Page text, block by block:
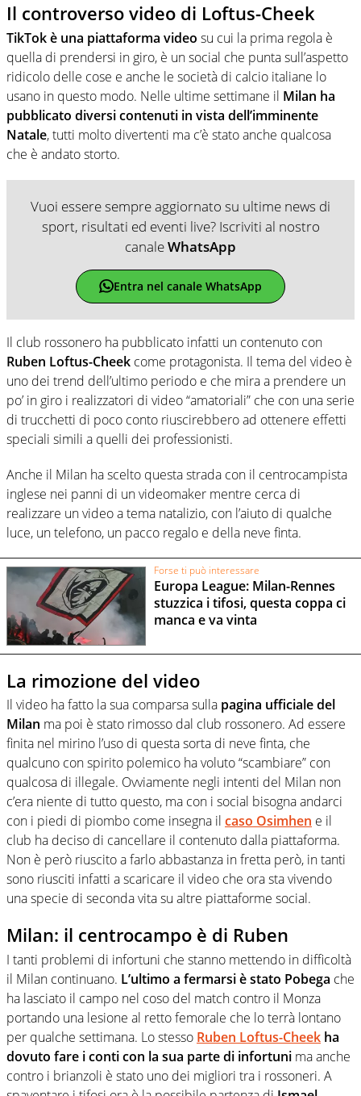
Il controverso video di Loftus-Cheek
TikTok è una piattaforma video su cui la prima regola è
quella di prendersi in giro, è un social che punta sull’aspetto
ridicolo delle cose e anche le società di calcio italiane lo
usano in questo modo. Nelle ultime settimane il Milan ha
pubblicato diversi contenuti in vista dell’imminente
Natale, tutti molto divertenti ma c’è stato anche qualcosa
che è andato storto.
Vuoi essere sempre aggiornato su ultime news di
sport, risultati ed eventi live? Iscriviti al nostro
canaleWhatsApp
Entra nel canale WhatsApp
Il club rossonero ha pubblicato infatti un contenuto con
Ruben Loftus-Cheek come protagonista. Il tema del video è
uno dei trend dell’ultimo periodo e che mira a prendere un
po’ in giro i realizzatori di video “amatoriali” che con una serie
di trucchetti di poco conto riuscirebbero ad ottenere effetti
speciali simili a quelli dei professionisti.
Anche il Milan ha scelto questa strada con il centrocampista
inglese nei panni di un videomaker mentre cerca di
realizzare un video a tema natalizio, con l’aiuto di qualche
luce, un telefono, un pacco regalo e della neve finta.
Forse ti può interessare
Europa League: Milan-Rennes
stuzzica i tifosi, questa coppa ci
manca e va vinta
La rimozione del video
Il video ha fatto la sua comparsa sulla pagina ufficiale del
Milan ma poi è stato rimosso dal club rossonero. Ad essere
finita nel mirino l’uso di questa sorta di neve finta, che
qualcuno con spirito polemico ha voluto “scambiare” con
qualcosa di illegale. Ovviamente negli intenti del Milan non
c’era niente di tutto questo, ma con i social bisogna andarci
con i piedi di piombo come insegna il caso Osimhen e il
club ha deciso di cancellare il contenuto dalla piattaforma.
Non è però riuscito a farlo abbastanza in fretta però, in tanti
sono riusciti infatti a scaricare il video che ora sta vivendo
una specie di seconda vita su altre piattaforme social.
Milan: il centrocampo è di Ruben
I tanti problemi di infortuni che stanno mettendo in difficoltà
il Milan continuano. L’ultimo a fermarsi è stato Pobega che
ha lasciato il campo nel coso del match contro il Monza
portando una lesione al retto femorale che lo terrà lontano
per qualche settimana. Lo stesso Ruben Loftus-Cheek ha
dovuto fare i conti con la sua parte di infortuni ma anche
contro i brianzoli è stato uno dei migliori tra i rossoneri. A